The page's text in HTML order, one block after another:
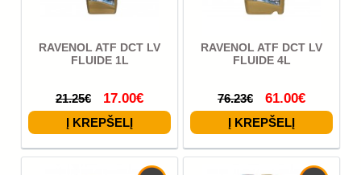
RAVENOL ATF DCT LV
FLUIDE 1L
21.25€ 17.00€
RAVENOL ATF DCT LV
FLUIDE 4L
76.23€ 61.00€